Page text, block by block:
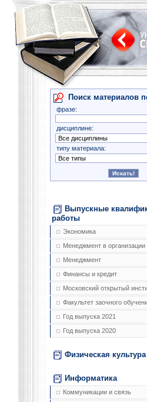
Поиск материалов
фразе:
дисциплине:
типу материала:
Выпускные
работы
Экономика
Менеджмент в организации
Менеджмент
Финансы и кредит
Московский открытый
Факультет заочного
Год выпуска 2021
Год выпуска 2020
Физическая культура
Информатика
Коммуникации и связь